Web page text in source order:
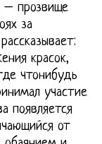
– прозвище
за
красок,
чтонибудь
участие
появляется
от